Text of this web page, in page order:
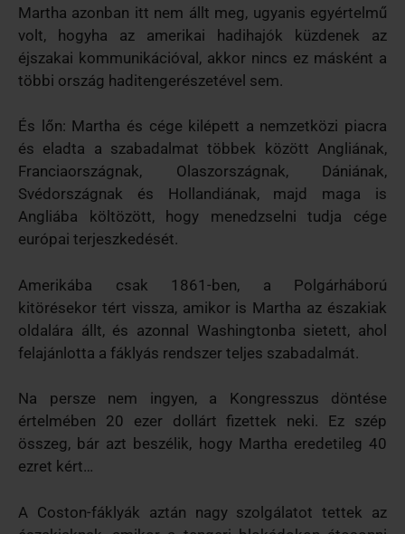
Martha azonban itt nem állt meg, ugyanis egyértelmű
volt, hogyha az amerikai hadihajók küzdenek az
éjszakai kommunikációval, akkor nincs ez másként a
többi ország haditengerészetével sem.
És lőn: Martha és cége kilépett a nemzetközi piacra
és eladta a szabadalmat többek között Angliának,
Franciaországnak, Olaszországnak, Dániának,
Svédországnak és Hollandiának, majd maga is
Angliába költözött, hogy menedzselni tudja cége
európai terjeszkedését.
Amerikába csak 1861-ben, a Polgárháború
kitörésekor tért vissza, amikor is Martha az északiak
oldalára állt, és azonnal Washingtonba sietett, ahol
felajánlotta a fáklyás rendszer teljes szabadalmát.
Na persze nem ingyen, a Kongresszus döntése
értelmében 20 ezer dollárt fizettek neki. Ez szép
összeg, bár azt beszélik, hogy Martha eredetileg 40
ezret kért…
A Coston-fáklyák aztán nagy szolgálatot tettek az